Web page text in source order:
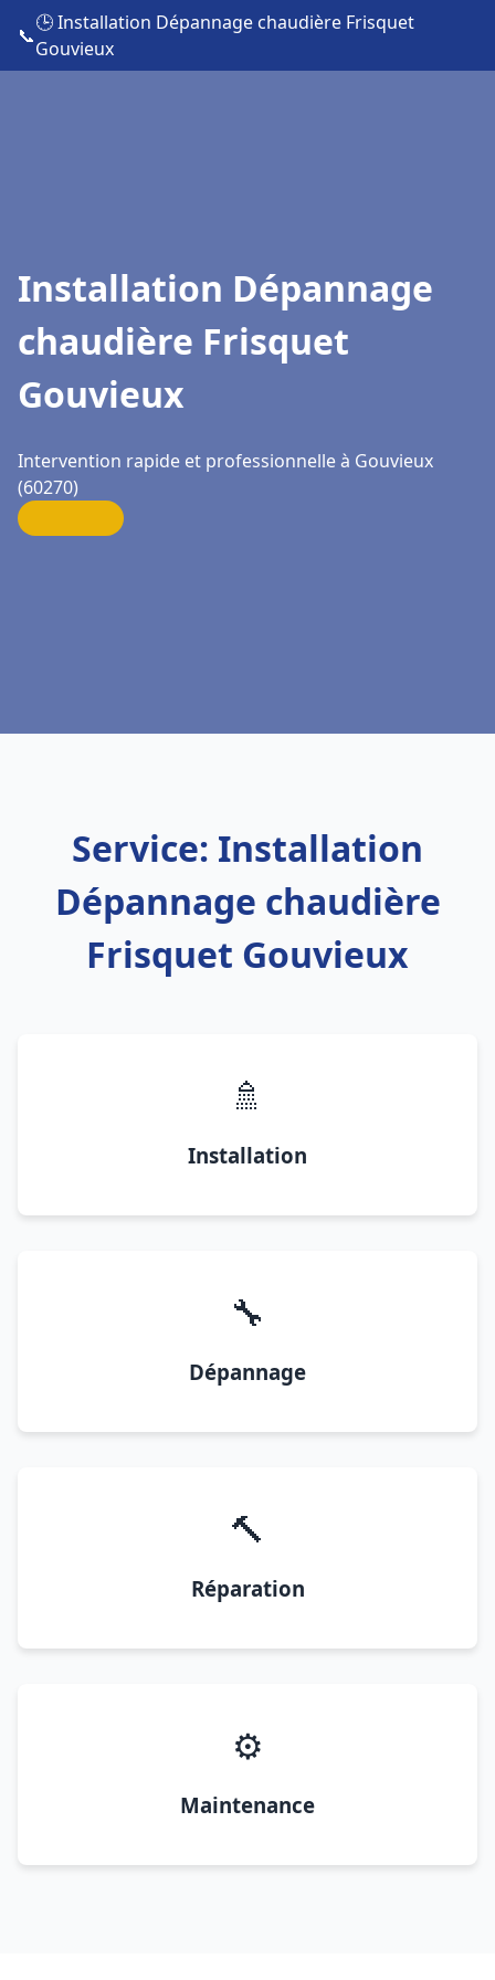
📞
🕒 Installation Dépannage chaudière Frisquet
Gouvieux
Installation Dépannage
chaudière Frisquet
Gouvieux
Intervention rapide et professionnelle à Gouvieux
(60270)
Service: Installation
Dépannage chaudière
Frisquet Gouvieux
🚿
Installation
🔧
Dépannage
🔨
Réparation
⚙️
Maintenance